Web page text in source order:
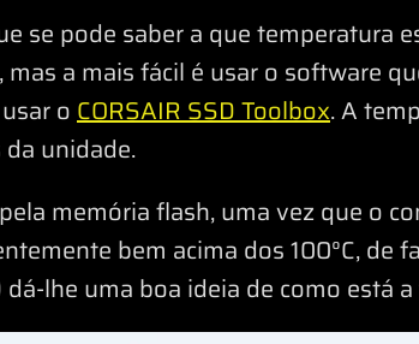
se pode saber a que temperatura
a mais fácil é usar o software
oCORSAIR SSD Toolbox. A
unidade.
memória flash, uma vez que o
bem acima dos 100°C, de
lhe uma boa ideia de como está